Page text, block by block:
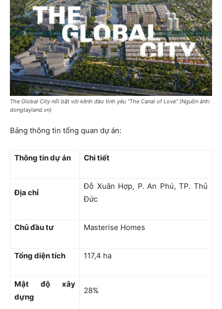
The Global City nổi bật với kênh đào tình yêu “The Canal of Love” (Nguồn ảnh:
dongtayland.vn)
Bảng thông tin tổng quan dự án:
Thông tin dự án Chi tiết
Địa chỉ
Đỗ Xuân Hợp, P. An Phú, TP. Thủ
Đức
Chủ đầu tư Masterise Homes
Tổng diện tích 117,4 ha
Mật độ xây
dựng
28%